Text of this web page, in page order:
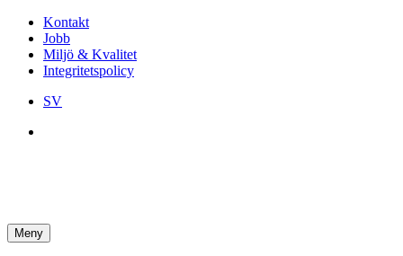
Kontakt
Jobb
Miljö & Kvalitet
Integritetspolicy
SV
Meny